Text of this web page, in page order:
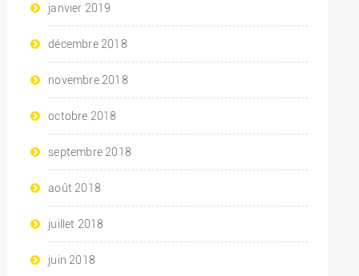
janvier 2019
décembre 2018
novembre 2018
octobre 2018
septembre 2018
août 2018
juillet 2018
juin 2018